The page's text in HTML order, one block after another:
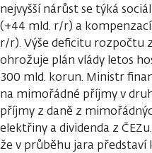
nejvyšší nárůst se týká
(+44 mld. r/r) a
r/r). Výše deficitu rozpočtu
ohrožuje plán vlády letos
300 mld. korun. Ministr
na mimořádné příjmy v
příjmy z daně z
elektřiny a dividenda z
že v průběhu jara představí